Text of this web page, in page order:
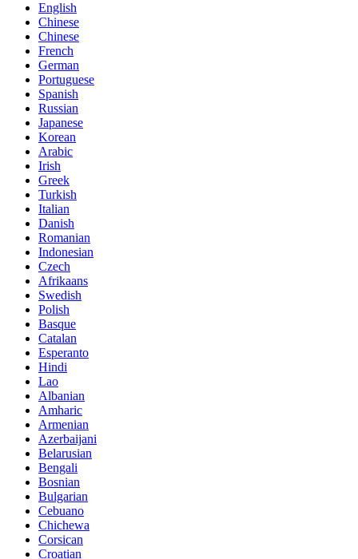
English
Chinese
Chinese
French
German
Portuguese
Spanish
Russian
Japanese
Korean
Arabic
Irish
Greek
Turkish
Italian
Danish
Romanian
Indonesian
Czech
Afrikaans
Swedish
Polish
Basque
Catalan
Esperanto
Hindi
Lao
Albanian
Amharic
Armenian
Azerbaijani
Belarusian
Bengali
Bosnian
Bulgarian
Cebuano
Chichewa
Corsican
Croatian